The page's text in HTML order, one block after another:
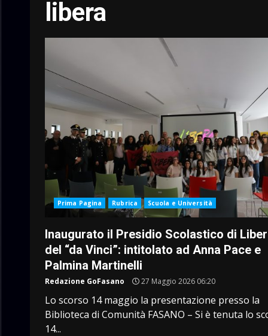
libera
Prima Pagina Rubrica Scuola e Università
Inaugurato il Presidio Scolastico di
del “da Vinci”: intitolato ad Anna Pace e
Palmina Martinelli
Redazione GoFasano 27 Maggio 2026 06:20
Lo scorso 14 maggio la presentazione presso la
Biblioteca di Comunità FASANO – Si è tenuta lo
14...